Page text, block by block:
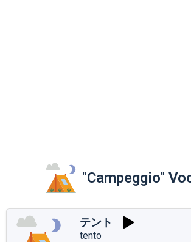
"Campeggio"
テント
tento